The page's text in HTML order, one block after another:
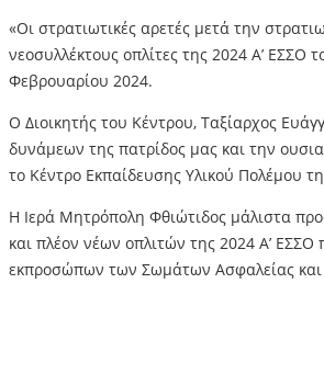
«Οι στρατιωτικές αρετές μετά την
νεοσυλλέκτους οπλίτες της 2024 Α’
Φεβρουαρίου 2024.
Ο Διοικητής του Κέντρου, Ταξίαρχος
δυνάμεων της πατρίδος μας και την
το Κέντρο Εκπαίδευσης Υλικού Πολέμου
Η Ιερά Μητρόπολη Φθιώτιδος μάλιστα
και πλέον νέων οπλιτών της 2024 Α’
εκπροσώπων των Σωμάτων Ασφαλείας